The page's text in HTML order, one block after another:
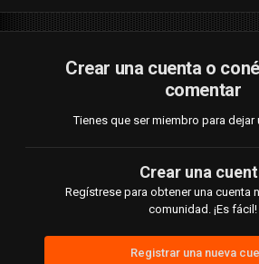
Crear una cuenta o
comentar
Tienes que ser miembro para dejar
Crear una
Regístrese para obtener una cuenta
comunidad. ¡Es fácil!
Registrar una nueva